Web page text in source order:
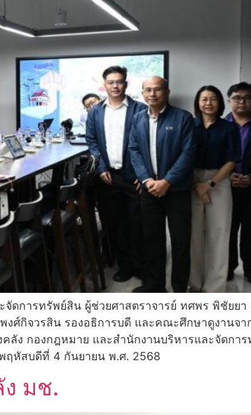
ดการทรัพย์สิน ผู้ช่วยศาสตราจารย์ ทศพร พิชัยยา
งศ์กิจวรสิน รองอธิการบดี และคณะศึกษาดูงานจา
ลัง กองกฎหมาย และสำนักงานบริหารและจัดกา
ฤหัสบดีที่ 4 กันยายน พ.ศ. 2568
มช.